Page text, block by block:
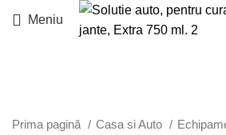
Meniu
Prima pagină Casa si Auto